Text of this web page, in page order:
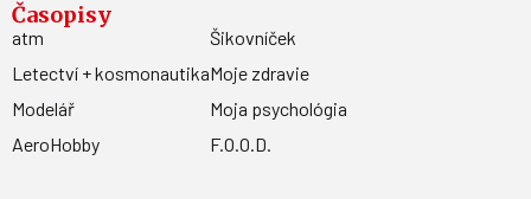
Časopisy
atm
Letectví + kosmonautika
Modelář
AeroHobby
Šikovníček
Moje zdravie
Moja psychológia
F.O.O.D.